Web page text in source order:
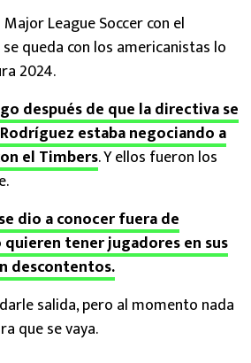
League Soccer con el
queda con los americanistas lo
2024.
después de que la directiva se
estaba negociando a
el Timbers. Y ellos fueron los
dio a conocer fuera de
tener jugadores en sus
descontentos.
salida, pero al momento nada
que se vaya.